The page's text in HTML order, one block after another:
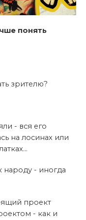
понять
зрителю?
- вся его
на лосинах или
народу - иногда
проект
- как и